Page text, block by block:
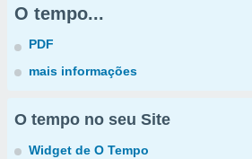
O tempo...
PDF
mais informações
O tempo no seu Site
Widget de O Tempo